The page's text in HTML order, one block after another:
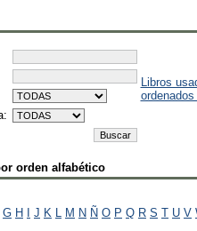
Libros
orden alfabético
G H I J K L M N Ñ O P Q R S T U V